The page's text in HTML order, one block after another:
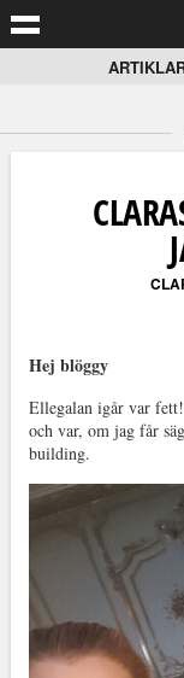
Hej blöggy
Ellegalan igår var
och var, om jag får
building.